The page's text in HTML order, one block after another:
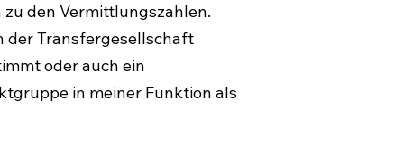
den Vermittlungszahlen.
der Transfergesellschaft
oder auch ein
in meiner Funktion als